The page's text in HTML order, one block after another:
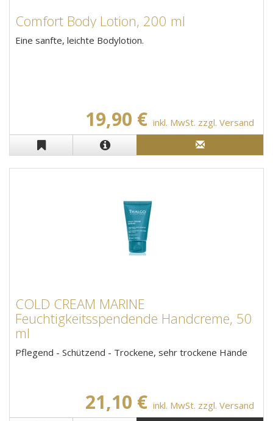
Comfort Body Lotion, 200 ml
Eine sanfte, leichte Bodylotion.
19,90 € inkl. MwSt. zzgl. Versand
COLD CREAM MARINE
Feuchtigkeitsspendende Handcreme, 50
ml
Pflegend - Schützend - Trockene, sehr trockene Hände
21,10 € inkl. MwSt. zzgl. Versand